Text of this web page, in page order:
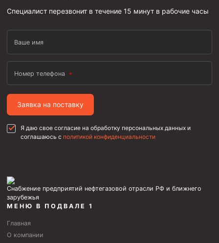
Специалист перезвонит в течение 15 минут в рабочие часы
Ваше имя
Номер телефона
Заявка на поставку
Я даю свое согласие на обработку персональных данных и
соглашаюсь с политикой конфиденциальности
Снабжение предприятий нефтегазовой отрасли РФ и ближнего
зарубежья
МЕНЮ В ПОДВАЛЕ 1
Главная
О компании